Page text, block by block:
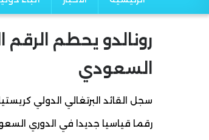
Main navigation
رونالدو يحطم
السعودي
سجل القائد البرتغالي الدولي
رقما قياسيا جديدا في الدوري